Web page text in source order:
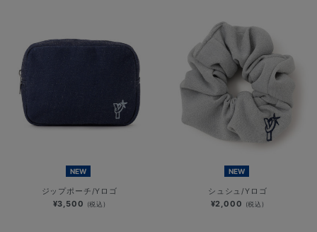
NEW
ジップポーチ/Yロゴ
¥3,500 (税込)
NEW
シュシュ/Yロゴ
¥2,000 (税込)